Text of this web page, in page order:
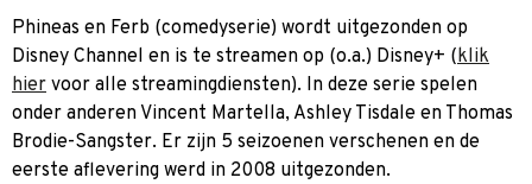
Phineas en Ferb (comedyserie) wordt uitgezonden op
Disney Channel en is te streamen op (o.a.) Disney+ (klik
hier voor alle streamingdiensten). In deze serie spelen
onder anderen Vincent Martella, Ashley Tisdale en Thomas
Brodie-Sangster. Er zijn 5 seizoenen verschenen en de
eerste aflevering werd in 2008 uitgezonden.